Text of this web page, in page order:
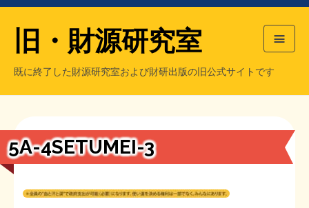
もっと知りたい方へ
旧・財源研究室
既に終了した財源研究室および財研出版の旧公式サイトです
旧・財源研究室について
5A-4SETUMEI-3